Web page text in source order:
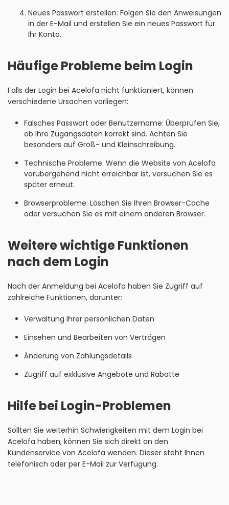
Neues Passwort erstellen: Folgen Sie den Anweisungen
in der E-Mail und erstellen Sie ein neues Passwort für
Ihr Konto.
Häufige Probleme beim Login
Falls der Login bei Acelofa nicht funktioniert, können
verschiedene Ursachen vorliegen:
Falsches Passwort oder Benutzername: Überprüfen Sie,
ob Ihre Zugangsdaten korrekt sind. Achten Sie
besonders auf Groß- und Kleinschreibung.
Technische Probleme: Wenn die Website von Acelofa
vorübergehend nicht erreichbar ist, versuchen Sie es
später erneut.
Browserprobleme: Löschen Sie Ihren Browser-Cache
oder versuchen Sie es mit einem anderen Browser.
Weitere wichtige Funktionen
nach dem Login
Nach der Anmeldung bei Acelofa haben Sie Zugriff auf
zahlreiche Funktionen, darunter:
Verwaltung Ihrer persönlichen Daten
Einsehen und Bearbeiten von Verträgen
Änderung von Zahlungsdetails
Zugriff auf exklusive Angebote und Rabatte
Hilfe bei Login-Problemen
Sollten Sie weiterhin Schwierigkeiten mit dem Login bei
Acelofa haben, können Sie sich direkt an den
Kundenservice von Acelofa wenden. Dieser steht Ihnen
telefonisch oder per E-Mail zur Verfügung.